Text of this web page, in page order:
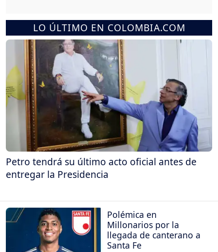
LO ÚLTIMO EN COLOMBIA.COM
Petro tendrá su último acto oficial antes de
entregar la Presidencia
Polémica en
Millonarios por la
llegada de canterano a
Santa Fe